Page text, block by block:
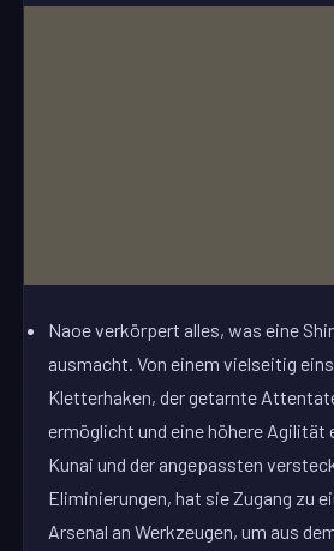
Naoe verkörpert alles, was eine
ausmacht. Von einem vielseitig
Kletterhaken, der getarnte
ermöglicht und eine höhere Agilität
Kunai und der angepassten
Eliminierungen, hat sie Zugang zu
Arsenal an Werkzeugen, um aus